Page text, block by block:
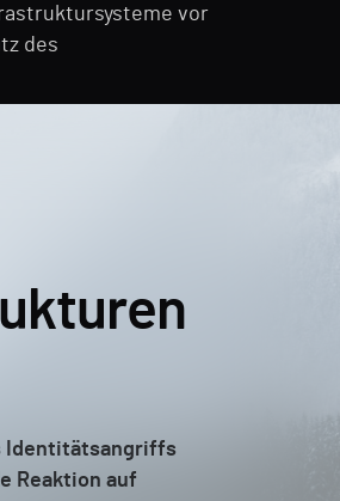
vor
des
Identitätsangriffs
Reaktion auf